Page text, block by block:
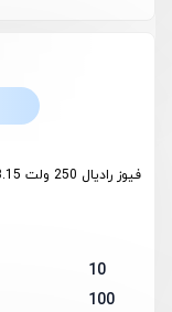
فیوز رادیال 250 ولت 3.15 آمپر کندسوز
10
100